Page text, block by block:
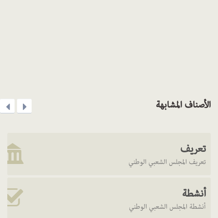
الأصناف المشابهة
تعريف
تعريف المجلس الشعبي الوطني
أنشطة
أنشطة المجلس الشعبي الوطني